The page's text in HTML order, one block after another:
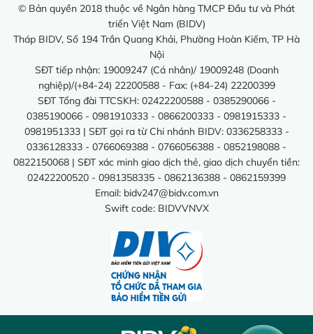
© Bản quyền 2018 thuộc về Ngân hàng TMCP Đầu tư và Phát
triển Việt Nam (BIDV)
Tháp BIDV, Số 194 Trần Quang Khải, Phường Hoàn Kiếm, TP Hà
Nội
SĐT tiếp nhận: 19009247 (Cá nhân)/ 19009248 (Doanh
nghiệp)/(+84-24) 22200588 - Fax: (+84-24) 22200399
SĐT Tổng đài TTCSKH: 02422200588 - 0385290066 -
0385190066 - 0981910333 - 0866200333 - 0981915333 -
0981951333 | SĐT gọi ra từ Chi nhánh BIDV: 0336258333 -
0336128333 - 0766069388 - 0766056388 - 0852198088 -
0822150068 | SĐT xác minh giao dịch thẻ, giao dịch chuyển tiền:
02422200520 - 0981358335 - 0862136388 - 0862159399
Email: bidv247@bidv.com.vn
Swift code: BIDVVNVX